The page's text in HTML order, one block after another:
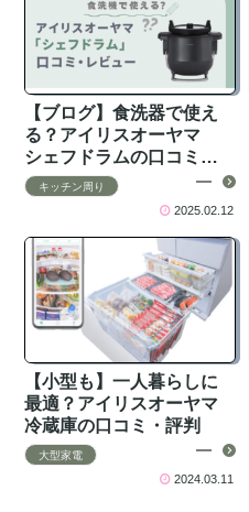
【ブログ】食洗器で使え
る？アイリスオーヤマ
シェフドラムの口コミ・
レビュー
キッチン周り
2025.02.12
【小型も】一人暮らしに
最適？アイリスオーヤマ
冷蔵庫の口コミ・評判
大型家電
2024.03.11